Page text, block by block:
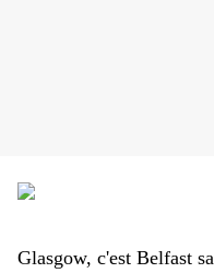
Glasgow, c'est Belfast